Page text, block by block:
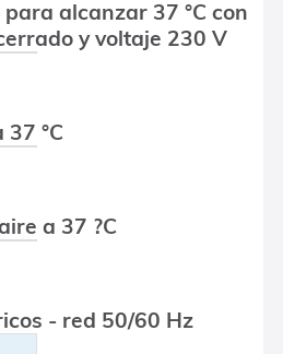
alcanzar 37 °C con
y voltaje 230 V
°C
a 37 ?C
- red 50/60 Hz